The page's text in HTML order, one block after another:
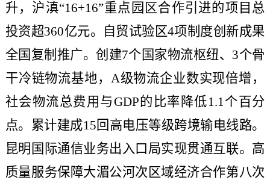
升，沪滇“16+16”重点园区合作引进的项目总
投资超360亿元。自贸试验区4项制度创新成果
全国复制推广。创建7个国家物流枢纽、3个骨
干冷链物流基地，A级物流企业数实现倍增，
社会物流总费用与GDP的比率降低1.1个百分
点。累计建成15回高电压等级跨境输电线路。
昆明国际通信业务出入口局实现贯通互联。高
质量服务保障大湄公河次区域经济合作第八次